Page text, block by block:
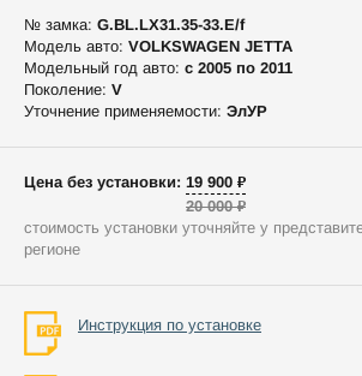
№ замка: G.BL.LX31.35-33.E/f
Модель авто: VOLKSWAGEN JETTA
Модельный год авто: c 2005 по 2011
Поколение: V
Уточнение применяемости: ЭлУР
Цена без установки: 19 900 ₽
20 000 ₽
стоимость установки уточняйте у
регионе
Инструкция по установке